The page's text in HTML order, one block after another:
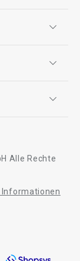
Alle Rechte
Informationen